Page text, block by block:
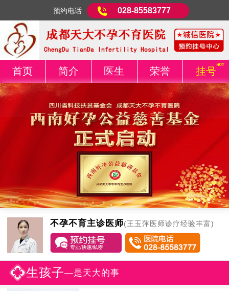
预约电话 028-85583777
首页 简介 医生 荣誉 挂号
不孕不育主诊医师(王玉萍医师诊疗经验丰富)
生孩子—是天大的事